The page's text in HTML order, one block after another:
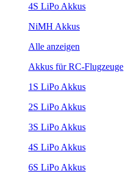
4S LiPo Akkus
NiMH Akkus
Alle anzeigen
Akkus für RC-Flugzeuge
1S LiPo Akkus
2S LiPo Akkus
3S LiPo Akkus
4S LiPo Akkus
6S LiPo Akkus